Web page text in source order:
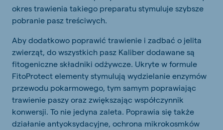
okres trawienia takiego preparatu stymuluje szybsze
pobranie pasz treściwych.
Aby dodatkowo poprawić trawienie i zadbać o jelita
zwierząt, do wszystkich pasz Kaliber dodawane są
fitogeniczne składniki odżywcze. Ukryte w formule
FitoProtect elementy stymulują wydzielanie enzymów
przewodu pokarmowego, tym samym poprawiając
trawienie paszy oraz zwiększając współczynnik
konwersji. To nie jedyna zaleta. Poprawia się także
działanie antyoksydacyjne, ochrona mikrokosmków